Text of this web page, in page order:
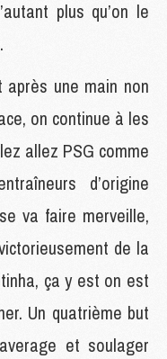
plus qu’on le
une main non
on continue à les
allez PSG comme
d’origine
va faire merveille,
de la
ça y est on est
Un quatrième but
et soulager